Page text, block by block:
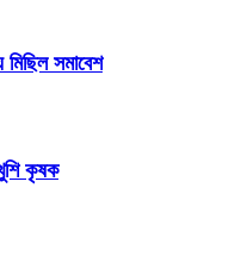
সমাবেশ
কৃষক